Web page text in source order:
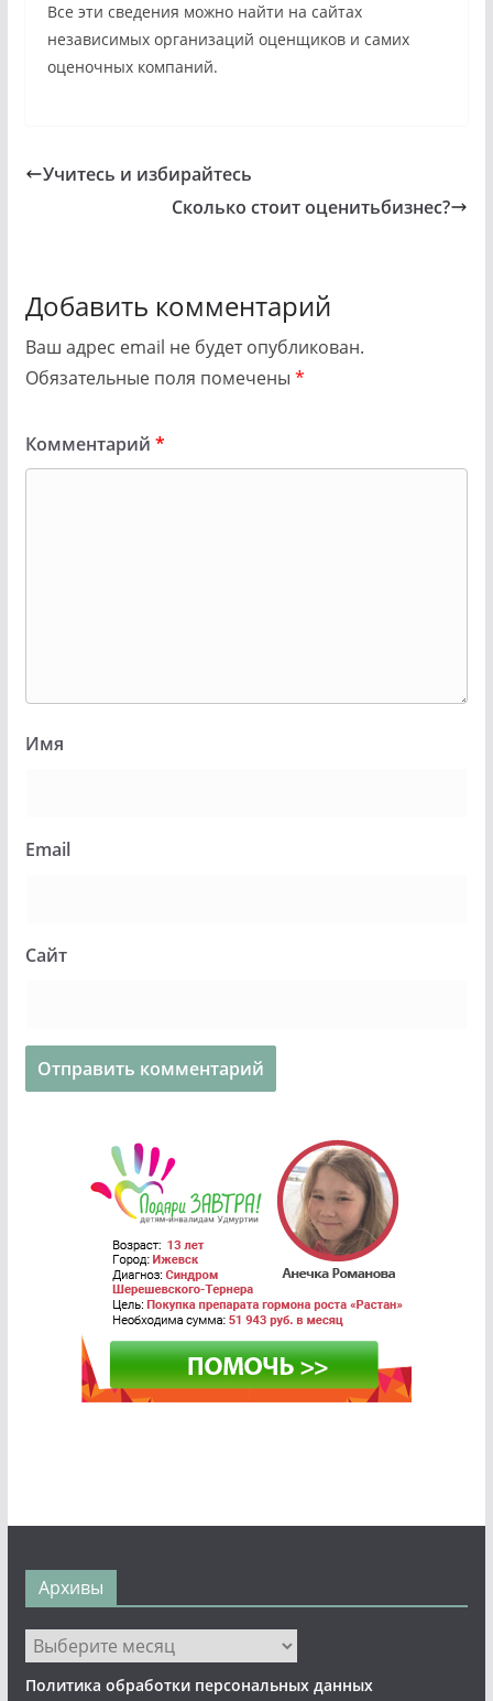
Все эти сведения можно найти на сайтах
независимых организаций оценщиков и самих
оценочных компаний.
Учитесь и избирайтесь
Сколько стоит оценитьбизнес?
Добавить комментарий
Ваш адрес email не будет опубликован.
Обязательные поля помечены *
Комментарий *
Имя
Email
Сайт
Архивы
Архивы
Политика обработки персональных данных